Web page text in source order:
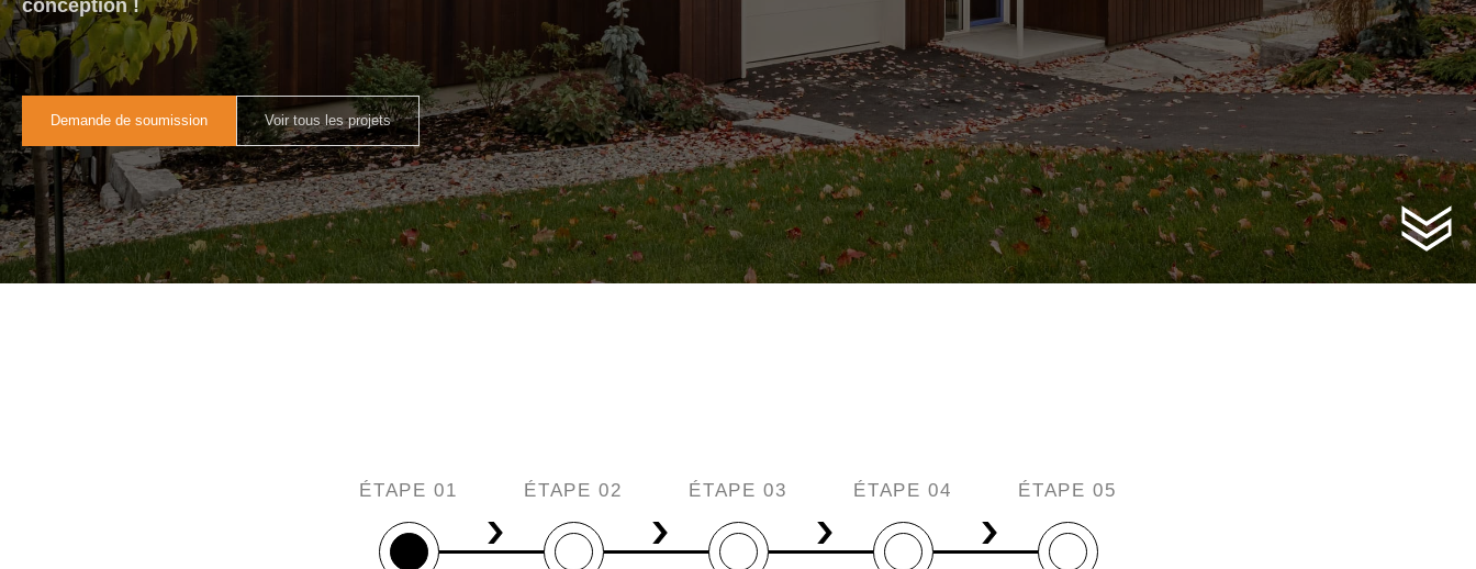
conception !
Demande de soumission Voir tous les projets
ÉTAPE 01 ÉTAPE 02 ÉTAPE 03 ÉTAPE 04 ÉTAPE 05